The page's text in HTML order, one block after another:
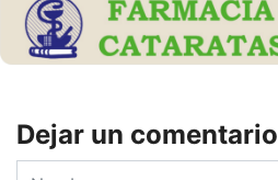
Dejar un comentario